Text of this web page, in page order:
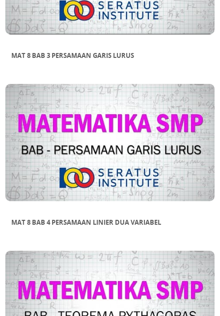
MAT 8 BAB 3 PERSAMAAN GARIS LURUS
MAT 8 BAB 4 PERSAMAAN LINIER DUA VARIABEL